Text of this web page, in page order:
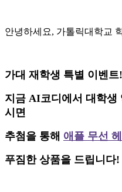
안녕하세요, 가톨릭대학교
가대 재학생 특별 이벤트!
지금 AI코디에서 대학생
시면
추첨을 통해 애플 무선
푸짐한 상품을 드립니다!